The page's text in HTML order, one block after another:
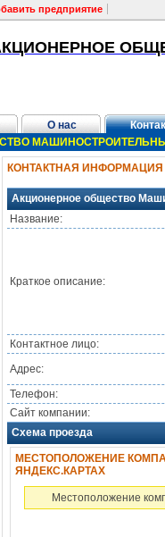
предприятие
О нас
КОНТАКТНАЯ ИНФОРМАЦИЯ
Акционерное общество
Название:
Краткое описание:
Контактное лицо:
Адрес:
Телефон:
Сайт компании:
Схема проезда
МЕСТОПОЛОЖЕНИЕ
ЯНДЕКС.КАРТАХ
Местоположение